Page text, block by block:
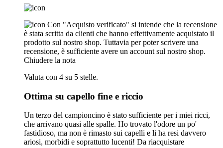
Con "Acquisto verificato" si intende che la recensione
è stata scritta da clienti che hanno effettivamente acquistato il
prodotto sul nostro shop. Tuttavia per poter scrivere una
recensione, è sufficiente avere un account sul nostro shop.
Chiudere la nota
Valuta con 4 su 5 stelle.
Ottima su capello fine e riccio
Un terzo del campioncino è stato sufficiente per i miei ricci,
che arrivano quasi alle spalle. Ho trovato l'odore un po'
fastidioso, ma non è rimasto sui capelli e li ha resi davvero
ariosi, morbidi e soprattutto lucenti! Da riacquistare ️